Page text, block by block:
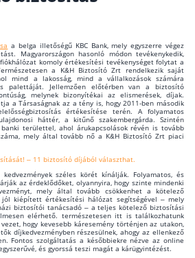
a belga illetőségű KBC Bank, mely egyszerre végez
Magyarországon hasonló módon tevékenykedik,
komoly értékesítési tevékenységet folytat a
a K&H Biztosító Zrt rendelkezik saját
mind a lakosság, mind a vállalkozások számára
palettáját. Jellemzően előtérben van a biztosító
melynek bizonyítékai az elismerések, díjak.
a Társaságnak az a tény is, hogy 2011-ben második
értékesítése terén. A folyamatos
háttér, a kitűnő szakembergárda. Szintén
területtel, ahol árukapcsolások révén is tovább
mely által tovább nő a K&H Biztosító Zrt piaci
– 11 biztosító díjából választhat.
széles körét kínálják. Folyamatos, és
az érdeklődőket, olyannyira, hogy szinte mindenki
mely által tovább csökkenhet a kötelező
kiépített értékesítési hálózat segítségével – mely
biztosítói tanácsadó – a teljes kötelező biztosítási
elérhető. természetesen itt is találkozhatunk
hogy kevesebb káresemény történjen az utakon,
díjkedvezményben részesülnek, ahogy az ellenkező
Fontos szolgáltatás a későbbiekre nézve az online
és gyorssá teszi magát a kárügyintézést.